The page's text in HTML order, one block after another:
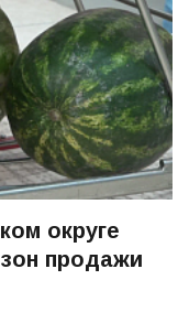
округе
продажи